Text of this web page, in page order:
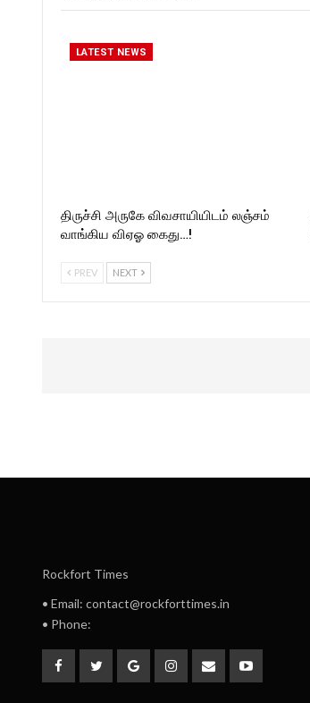
LATEST NEWS
திருச்சி அருகே விவசாயியிடம் லஞ்சம்
வாங்கிய விஏஓ கைது…!
PREV NEXT
Rockfort Times
• Email: contact@rockforttimes.in
• Phone: